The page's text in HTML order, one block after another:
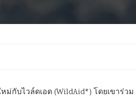
กับไวล์ดเอด (WildAid*) โดยเขาร่วม